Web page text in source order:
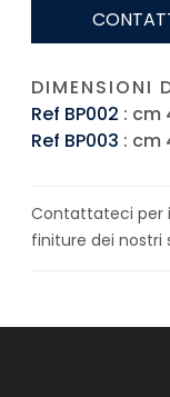
DIMENSIONI
Ref BP002 : cm
Ref BP003 : cm
Contattateci per
finiture dei nostri